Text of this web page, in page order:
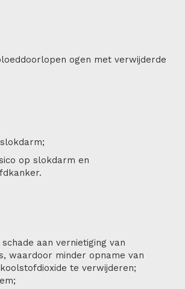
ogen met verwijderde
op slokdarm en
aan vernietiging van
waardoor minder opname van
te verwijderen;